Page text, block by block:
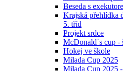
Beseda s
Krajská přehlídka
5. tříd
Projekt srdce
McDonald´s cup
Hokej ve škole
Milada Cup 2025
Milada Cup 2025